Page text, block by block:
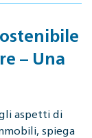
– Una
aspetti di
spiega